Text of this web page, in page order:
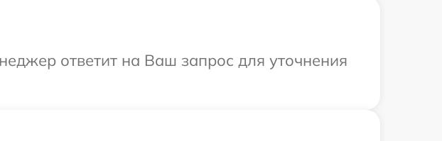
ответит на Ваш запрос для уточнения